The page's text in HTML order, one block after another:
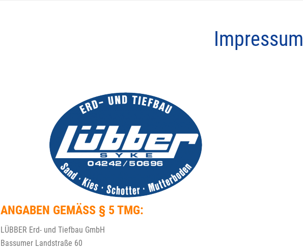
Impressum
ANGABEN GEMÄSS § 5 TMG:
LÜBBER Erd- und Tiefbau GmbH
Bassumer Landstraße 60